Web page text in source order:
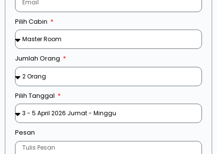
Pilih Cabin
Jumlah Orang
Pilih Tanggal
Pesan